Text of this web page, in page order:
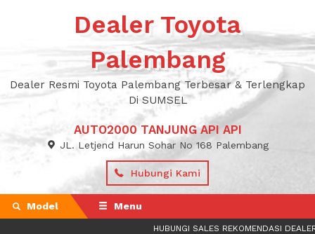
Dealer Toyota
Palembang
Dealer Resmi Toyota Palembang Terbesar & Terlengkap
Di SUMSEL
AUTO2000 TANJUNG API API
JL. Letjend Harun Sohar No 168 Palembang
Hubungi Kami
Model Menu
HUBUNGI SALES REKOMENDASI DEALER